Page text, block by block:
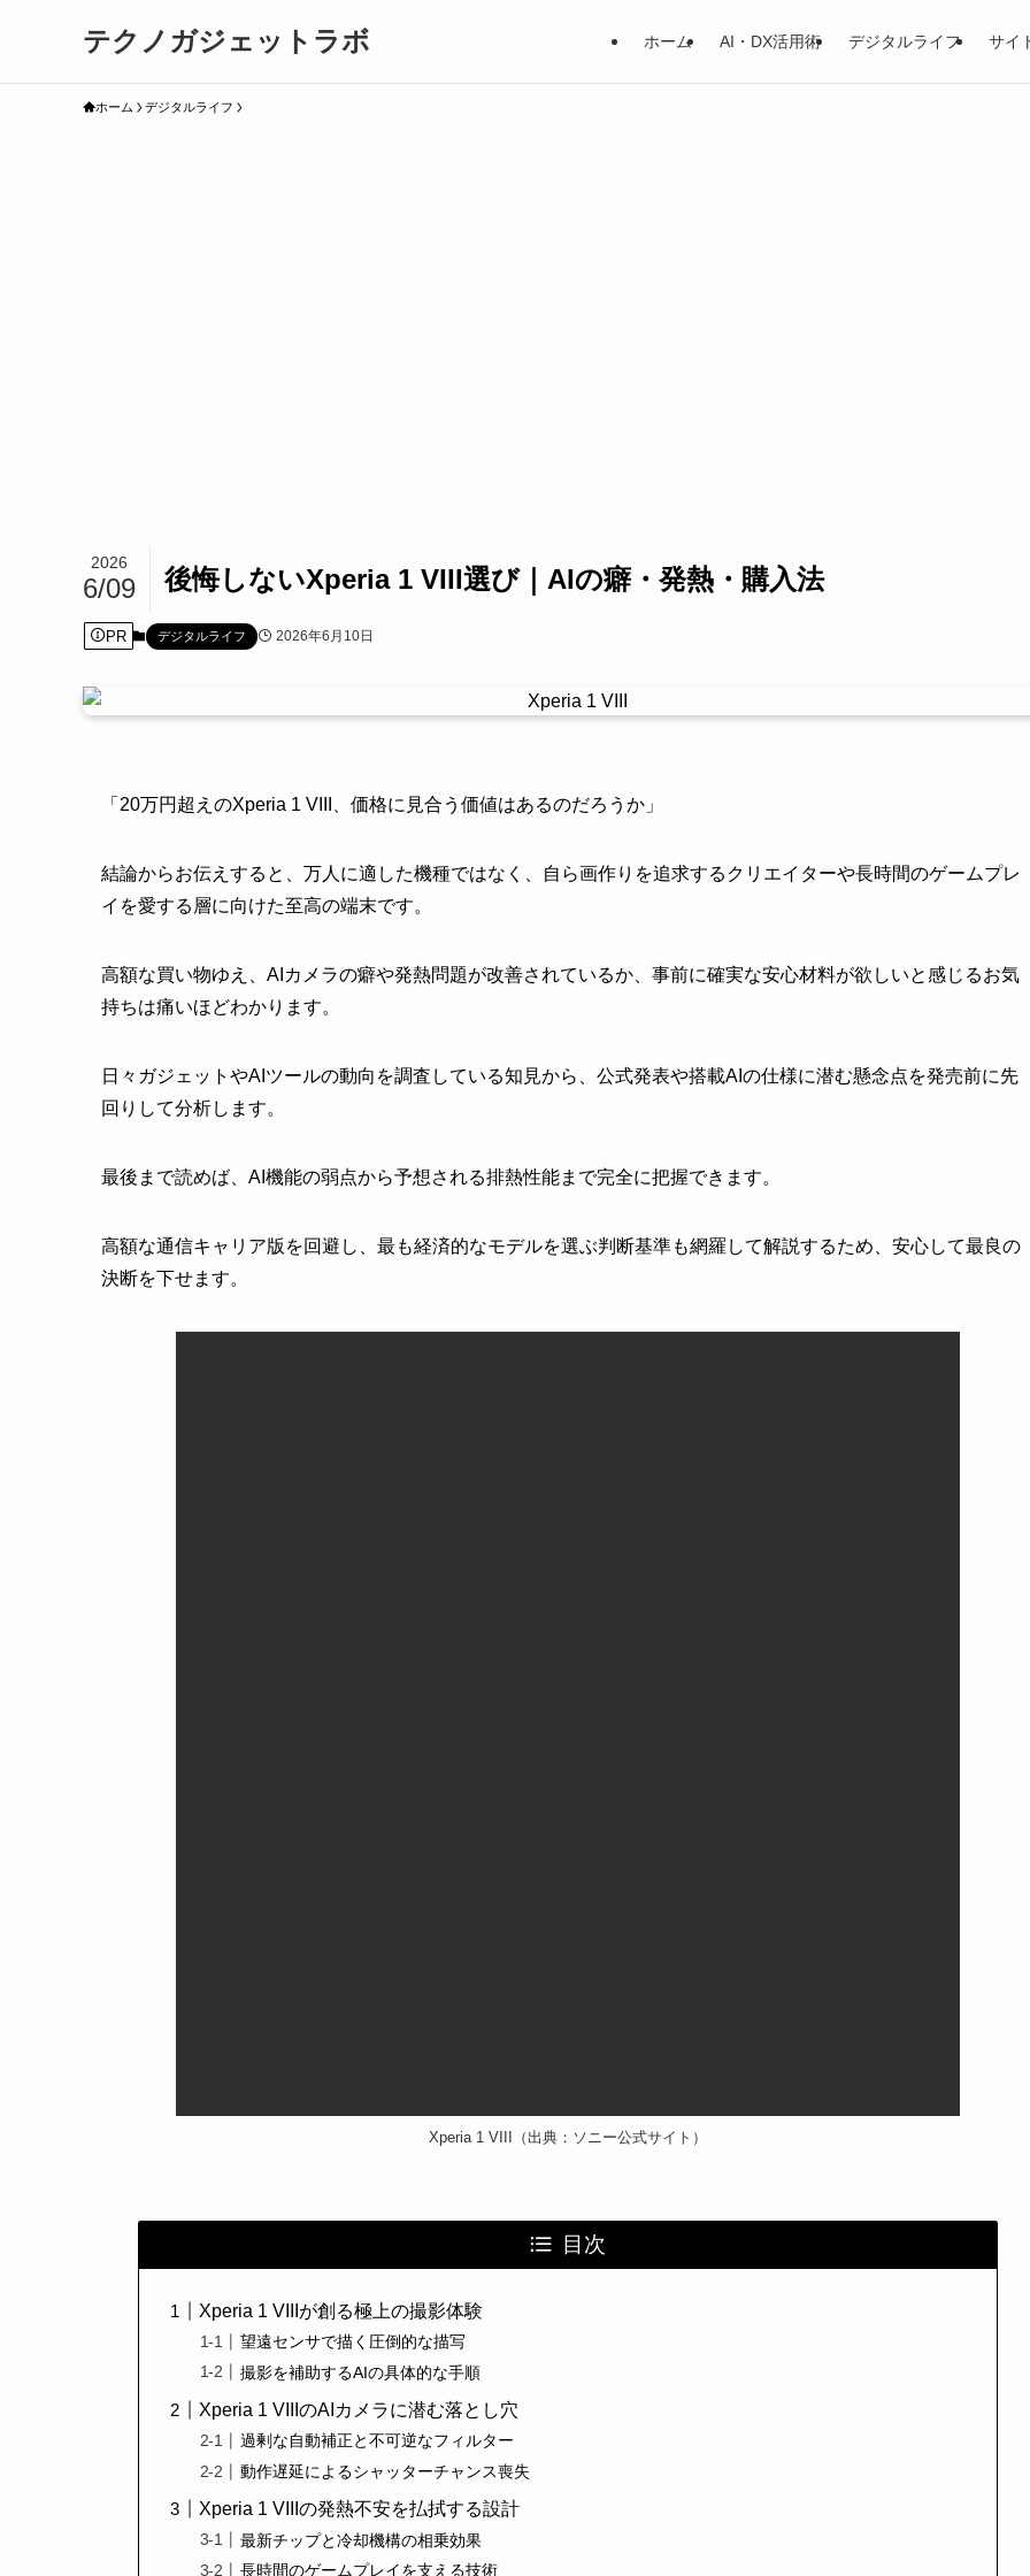
テクノガジェットラボ ホーム AI・DX活用術 デジタルライフ サイ
ホーム デジタルライフ
後悔しないXperia 1 VIII選び｜AIの癖・発熱・購入法
2026
6/09
PR デジタルライフ 2026年6月10日
「20万円超えのXperia 1 VIII、価格に見合う価値はあるのだろうか」
結論からお伝えすると、万人に適した機種ではなく、自ら画作りを追求するクリエイターや長時間のゲームプレ
イを愛する層に向けた至高の端末です。
高額な買い物ゆえ、AIカメラの癖や発熱問題が改善されているか、事前に確実な安心材料が欲しいと感じるお気
持ちは痛いほどわかります。
日々ガジェットやAIツールの動向を調査している知見から、公式発表や搭載AIの仕様に潜む懸念点を発売前に先
回りして分析します。
最後まで読めば、AI機能の弱点から予想される排熱性能まで完全に把握できます。
高額な通信キャリア版を回避し、最も経済的なモデルを選ぶ判断基準も網羅して解説するため、安心して最良の
決断を下せます。
Xperia 1 VIII（出典：ソニー公式サイト）
目次
Xperia 1 VIIIが創る極上の撮影体験
望遠センサで描く圧倒的な描写
撮影を補助するAIの具体的な手順
Xperia 1 VIIIのAIカメラに潜む落とし穴
過剰な自動補正と不可逆なフィルター
動作遅延によるシャッターチャンス喪失
Xperia 1 VIIIの発熱不安を払拭する設計
最新チップと冷却機構の相乗効果
長時間のゲームプレイを支える技術